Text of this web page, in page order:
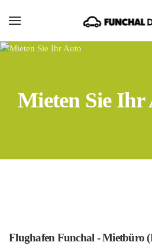
Mieten Sie Ihr
Flughafen Funchal - Mietbüro